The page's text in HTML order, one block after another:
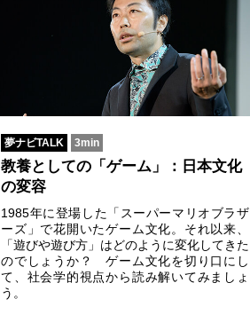
夢ナビTALK 3min
教養としての「ゲーム」：日本文化
の変容
1985年に登場した「スーパーマリオブラザ
ーズ」で花開いたゲーム文化。それ以来、
「遊びや遊び方」はどのように変化してきた
のでしょうか？ ゲーム文化を切り口にし
て、社会学的視点から読み解いてみましょ
う。